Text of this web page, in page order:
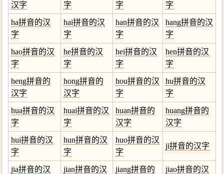
汉字
字
字
字
ha拼音的汉
字
hai拼音的汉
字
han拼音的汉
字
hang拼音的汉
字
hao拼音的汉
字
he拼音的汉
字
hei拼音的汉
字
hen拼音的汉
字
heng拼音的
汉字
hong拼音的
汉字
hou拼音的汉
字
hu拼音的汉
字
hua拼音的汉
字
huai拼音的汉
字
huan拼音的
汉字
huang拼音的
汉字
hui拼音的汉
字
hun拼音的汉
字
huo拼音的汉
字
ji拼音的汉字
jia拼音的汉
jian拼音的汉
jiang拼音的
jiao拼音的汉